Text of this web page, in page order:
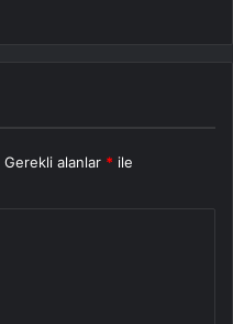
Gerekli alanlar * ile